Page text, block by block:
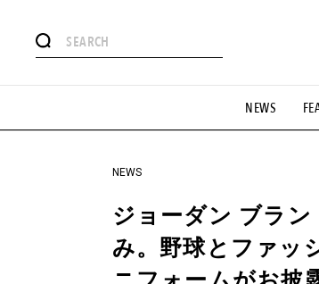
NEWS
#憧れの逸品
#GH 銘品の所以 #フイナムのYouTube
#HANDSOME HANDBOOK
NEWS
ジョーダン ブラ
み。野球とファッ